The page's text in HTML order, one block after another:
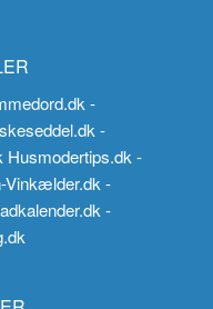
-
-
Husmodertips.dk-
Vinkælder.dk-
-